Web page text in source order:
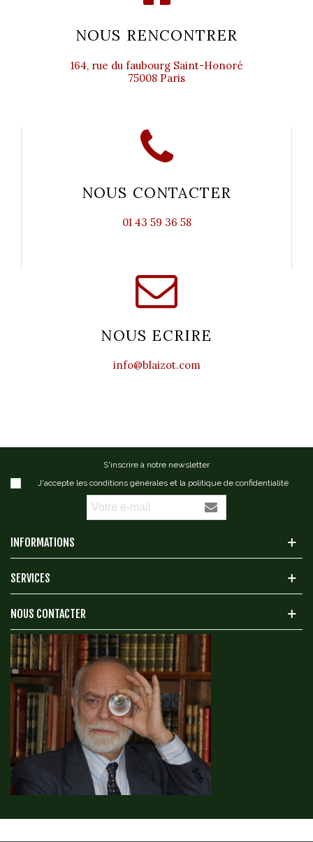
NOUS RENCONTRER
164, rue du faubourg Saint-Honoré
75008 Paris
NOUS CONTACTER
01 43 59 36 58
NOUS ECRIRE
info@blaizot.com
S'inscrire à notre newsletter
J'accepte les conditions générales et la politique de confidentialité
INFORMATIONS
SERVICES
NOUS CONTACTER